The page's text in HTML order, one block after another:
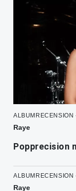
Raye
Popprecision
Raye